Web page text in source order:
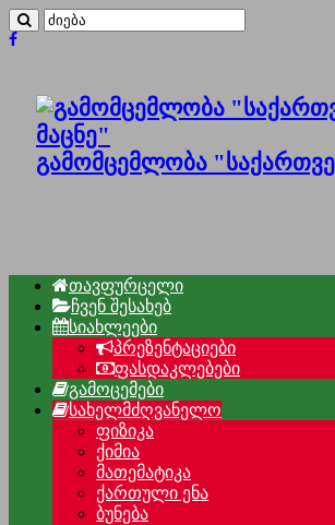
გამომცემლობა
თავფურცელი
ჩვენ შესახებ
სიახლეები
პრეზენტაციები
ფასდაკლებები
გამოცემები
სახელმძღვანელო
ფიზიკა
ქიმია
მათემატიკა
ქართული ენა
ბუნება